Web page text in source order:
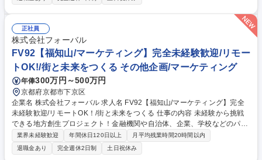
金融機関や自治体、民間企業、学校などのパートナー開拓 ■開拓したパー
トナー法人との連携強化および関係構築 ■金融機関のお取引先や融資先企
業への各種ご提案 ■OJTによる先輩社員との訪問同行（ゆくゆくは単独訪
問を目指します） 基本はリモートワーク中心で、研修後も柔軟な働き方で
ご活躍いただけます！ 募集職種 FV92【宮津/マーケティング】完全未経験
歓迎/リモートOK！/街と未来をつくる
正社員
株式会社フォーバル
FV92【福知山/マーケティング】完全未経験歓迎/リモー
トOK!/街と未来をつくる その他企画/マーケティング
年俸300万円～500万円
京都府京都市下京区
企業名 株式会社フォーバル 求人名 FV92【福知山/マーケティング】完全
未経験歓迎/リモートOK！/街と未来をつくる 仕事の内容 未経験から挑戦
できる地方創生プロジェクト！金融機関や自治体、企業、学校などのパー
トナーを開拓・連携し、地域活性化を推し進める魅力的なお仕事です！リ
モート中心で働けます◎ 【お任せする業務の詳細】 ■事業に賛同いただけ
る金融機関や自治体、民間企業、学校などのパートナー開拓 ■開拓したパ
業界未経験歓迎 年間休日120日以上
月平均残業時間20時間以内
退職金あり
完全週休2日制 土日祝休み